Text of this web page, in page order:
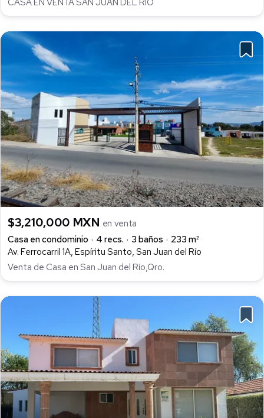
$3,210,000 MXN en venta
Casa en condominio
4 recs. 3 baños
233 m²
Av. Ferrocarril 1A, Espíritu Santo, San Juan del Río
Venta de Casa en San Juan del Río,Qro.